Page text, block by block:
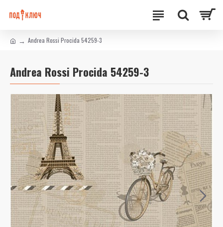
Andrea Rossi Procida 54259-3
Andrea Rossi Procida 54259-3